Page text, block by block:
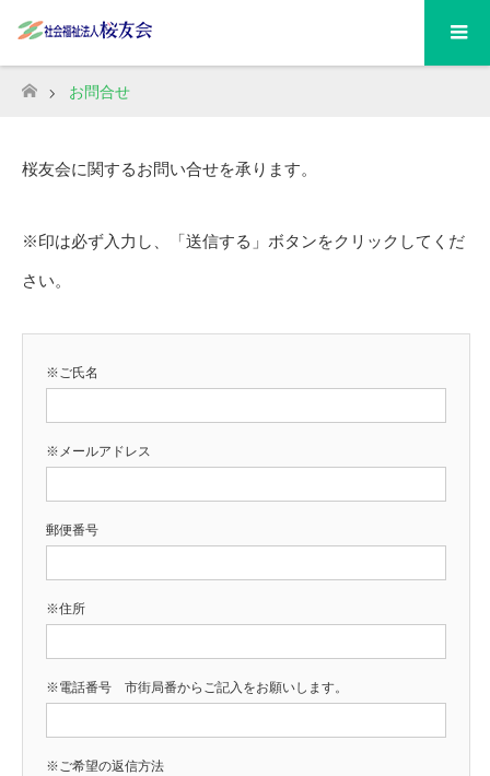
ホーム
お問合せ
桜友会に関するお問い合せを承ります。
※印は必ず入力し、「送信する」ボタンをクリックしてくだ
さい。
※ご氏名
※メールアドレス
郵便番号
※住所
※電話番号 市街局番からご記入をお願いします。
※ご希望の返信方法